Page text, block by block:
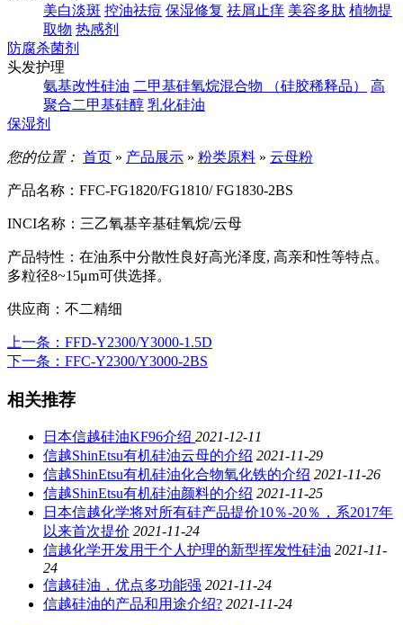
美白淡斑 控油祛痘 保湿修复 祛屑止痒 美容多肽 植物提
取物 热感剂
防腐杀菌剂
头发护理
氨基改性硅油 二甲基硅氧烷混合物 （硅胶稀释品）
高
聚合二甲基硅醇 乳化硅油
保湿剂
您的位置： 首页 » 产品展示 » 粉类原料 » 云母粉
产品名称： FFC-FG1820/FG1810/ FG1830-2BS
INCI名称： 三乙氧基辛基硅氧烷/云母
产品特性： 在油系中分散性良好高光泽度, 高亲和性等特点。
多粒径8~15μm可供选择。
供应商： 不二精细
上一条 ：FFD-Y2300/Y3000-1.5D
下一条 ：FFC-Y2300/Y3000-2BS
相关推荐
日本信越硅油KF96介绍 2021-12-11
信越ShinEtsu有机硅油云母的介绍 2021-11-29
信越ShinEtsu有机硅油化合物氧化铁的介绍 2021-11-26
信越ShinEtsu有机硅油颜料的介绍 2021-11-25
日本信越化学将对所有硅产品提价10％-20％，系2017年
以来首次提价 2021-11-24
信越化学开发用于个人护理的新型挥发性硅油 2021-11-
24
信越硅油，优点多功能强 2021-11-24
信越硅油的产品和用途介绍? 2021-11-24